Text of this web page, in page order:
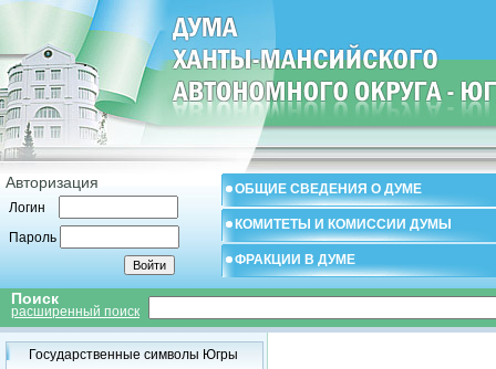
Авторизация
Логин
Пароль
ОБЩИЕ СВЕДЕНИЯ О ДУМЕ
КОМИТЕТЫ И КОМИССИИ ДУМЫ
ФРАКЦИИ В ДУМЕ
Поиск
расширенный поиск
Государственные символы Югры